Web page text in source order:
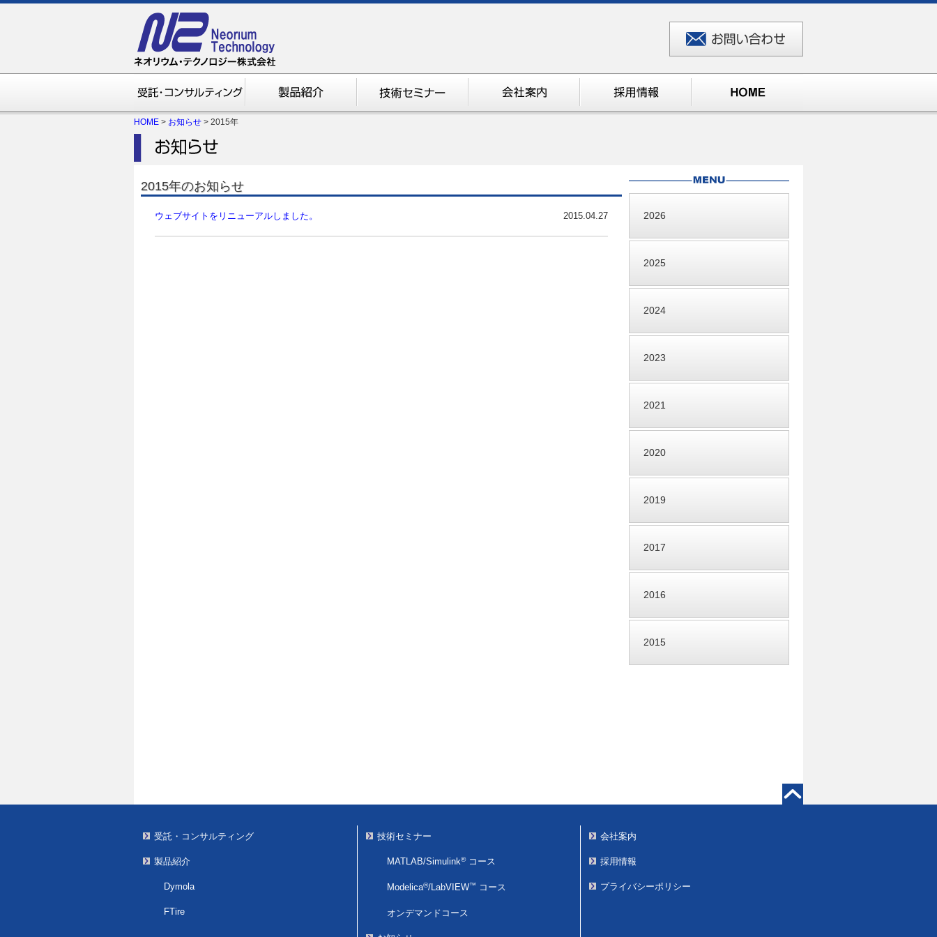
HOME > お知らせ > 2015年
2015年のお知らせ
ウェブサイトをリニューアルしました。 2015.04.27 2026
2025
2024
2023
2021
2020
2019
2017
2016
2015
受託・コンサルティング
製品紹介
Dymola
FTire
技術セミナー
MATLAB/Simulink®コース
Modelica®/LabVIEW™ コース
オンデマンドコース
会社案内
採用情報
プライバシーポリシー